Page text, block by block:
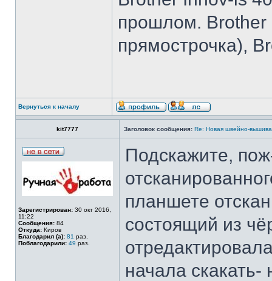
прошлом. Brother
прямострочка),
Вернуться к началу
kit7777 Заголовок сообщения: Re: Новая швейно-
Зарегистрирован: 30 окт 2016,
11:22
Сообщения: 84
Откуда: Киров
Благодарил (а): 81 раз.
Поблагодарили: 49 раз.
Подскажите,
планшете
состоящий из
начала скакать-